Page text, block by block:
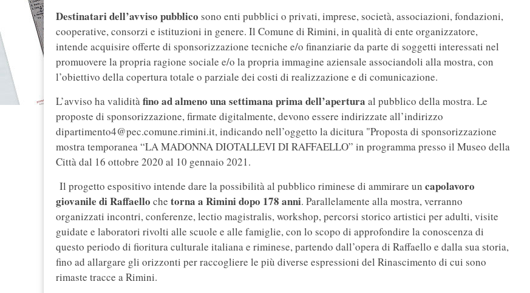
Destinatari dell’avviso pubblico sono enti pubblici o privati, imprese, società, associazioni, fondazioni,
cooperative, consorzi e istituzioni in genere. Il Comune di Rimini, in qualità di ente organizzatore,
intende acquisire offerte di sponsorizzazione tecniche e/o finanziarie da parte di soggetti interessati nel
promuovere la propria ragione sociale e/o la propria immagine aziensale associandoli alla mostra, con
l’obiettivo della copertura totale o parziale dei costi di realizzazione e di comunicazione.
L’avviso ha validitàfino ad almeno una settimana prima dell’apertura al pubblico della mostra. Le
proposte di sponsorizzazione, firmate digitalmente, devono essere indirizzate all’indirizzo
dipartimento4@pec.comune.rimini.it, indicando nell’oggetto la dicitura "Proposta di sponsorizzazione
mostra temporanea “LA MADONNA DIOTALLEVI DI RAFFAELLO” in programma presso il Museo della
Città dal 16 ottobre 2020 al 10 gennaio 2021.
Il progetto espositivo intende dare la possibilità al pubblico riminese di ammirare un capolavoro
giovanile di Raffaello che torna a Rimini dopo 178 anni. Parallelamente alla mostra, verranno
organizzati incontri, conferenze, lectio magistralis, workshop, percorsi storico artistici per adulti, visite
guidate e laboratori rivolti alle scuole e alle famiglie, con lo scopo di approfondire la conoscenza di
questo periodo di fioritura culturale italiana e riminese, partendo dall’opera di Raffaello e dalla sua storia,
fino ad allargare gli orizzonti per raccogliere le più diverse espressioni del Rinascimento di cui sono
rimaste tracce a Rimini.